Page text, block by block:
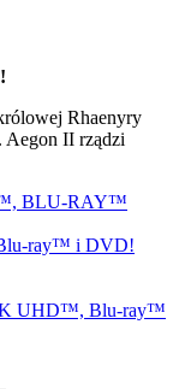
Rhaenyry
Aegon II rządzi
BLU-RAY™
ray™ i DVD!
UHD™, Blu-ray™